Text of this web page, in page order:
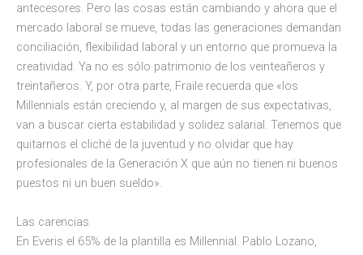
antecesores. Pero las cosas están cambiando y ahora que el
mercado laboral se mueve, todas las generaciones demandan
conciliación, flexibilidad laboral y un entorno que promueva la
creatividad. Ya no es sólo patrimonio de los veinteañeros y
treintañeros. Y, por otra parte, Fraile recuerda que «los
Millennials están creciendo y, al margen de sus expectativas,
van a buscar cierta estabilidad y solidez salarial. Tenemos que
quitarnos el cliché de la juventud y no olvidar que hay
profesionales de la Generación X que aún no tienen ni buenos
puestos ni un buen sueldo».
Las carencias
En Everis el 65% de la plantilla es Millennial. Pablo Lozano,